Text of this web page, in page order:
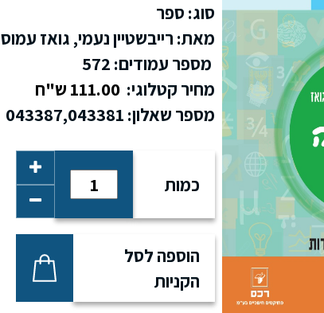
סוג: ספר
מאת: רייבשטיין נעמי, גואז עמוס
מספר עמודים: 572
מחיר קטלוגי: 111.00 ש"ח
מספר שאלון: 043387,043381
כמות
הוספה לסל
הקניות